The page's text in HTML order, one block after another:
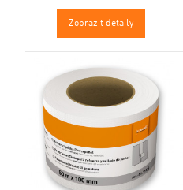
Zobrazit detaily